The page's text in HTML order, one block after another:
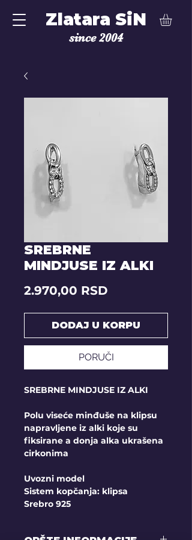
Zlatara SiN
since 2004
SREBRNE
MINDJUSE IZ ALKI
2.970,00 RSD
DODAJ U KORPU
PORUČI
SREBRNE MINDJUSE IZ ALKI
Polu viseće minđuše na klipsu
napravljene iz alki koje su
fiksirane a donja alka ukrašena
cirkonima
Uvozni model
Sistem kopčanja: klipsa
Srebro 925